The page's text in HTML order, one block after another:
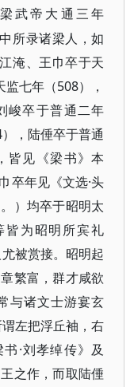
武帝大通三年
所录诸梁人，如
淹、王巾卒于天
七年（508），
峻卒于普通二年
，陆倕卒于普通
皆见《梁书》本
卒年见《文选·头
）均卒于昭明太
为昭明所宾礼
尤被赏接。昭明起
繁富，群才咸欲
与诸文士游宴玄
左把浮丘袖，右
·刘孝绰传》及
之作，而取陆倕